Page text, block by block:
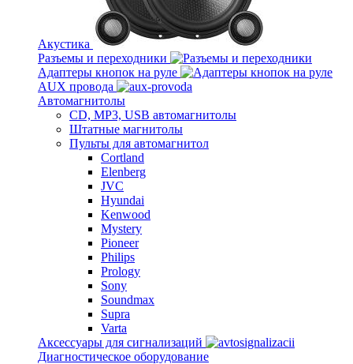
Акустика
Разъемы и переходники
Адаптеры кнопок на руле
AUX провода
Автомагнитолы
CD, MP3, USB автомагнитолы
Штатные магнитолы
Пульты для автомагнитол
Cortland
Elenberg
JVC
Hyundai
Kenwood
Mystery
Pioneer
Philips
Prology
Sony
Soundmax
Supra
Varta
Аксессуары для сигнализаций
Диагностическое оборудование